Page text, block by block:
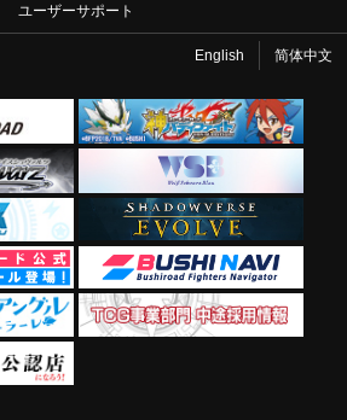
ユーザーサポート
English 简体中文